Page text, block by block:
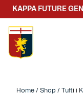
KAPPA FUTURE
Home / Shop / Tutti i